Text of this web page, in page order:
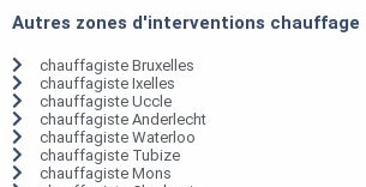
Autres zones d'interventions chauffage
chauffagiste Bruxelles
chauffagiste Ixelles
chauffagiste Uccle
chauffagiste Anderlecht
chauffagiste Waterloo
chauffagiste Tubize
chauffagiste Mons